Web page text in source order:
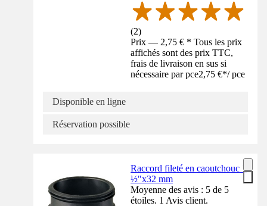
(2)
Prix — 2,75 € * Tous les prix
affichés sont des prix TTC,
frais de livraison en sus si
nécessaire par pce2,75 €*/ pce
Disponible en ligne
Réservation possible
Raccord fileté en caoutchouc 1
½"x32 mm
Moyenne des avis : 5 de 5
étoiles. 1 Avis client.